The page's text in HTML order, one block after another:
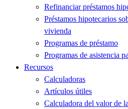
Refinanciar préstamos
Préstamos hipotecarios
vivienda
Programas de préstamo
Programas de asistencia
Recursos
Calculadoras
Artículos útiles
Calculadora del valor de